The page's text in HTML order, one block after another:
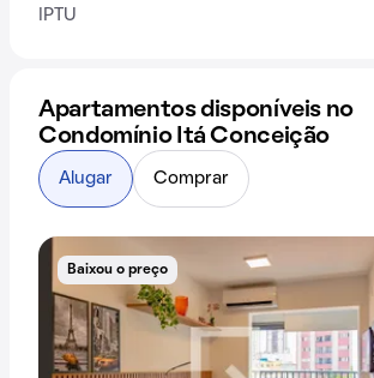
IPTU
Apartamentos disponíveis no
Condomínio Itá Conceição
Baixou o preço
Alugar Comprar